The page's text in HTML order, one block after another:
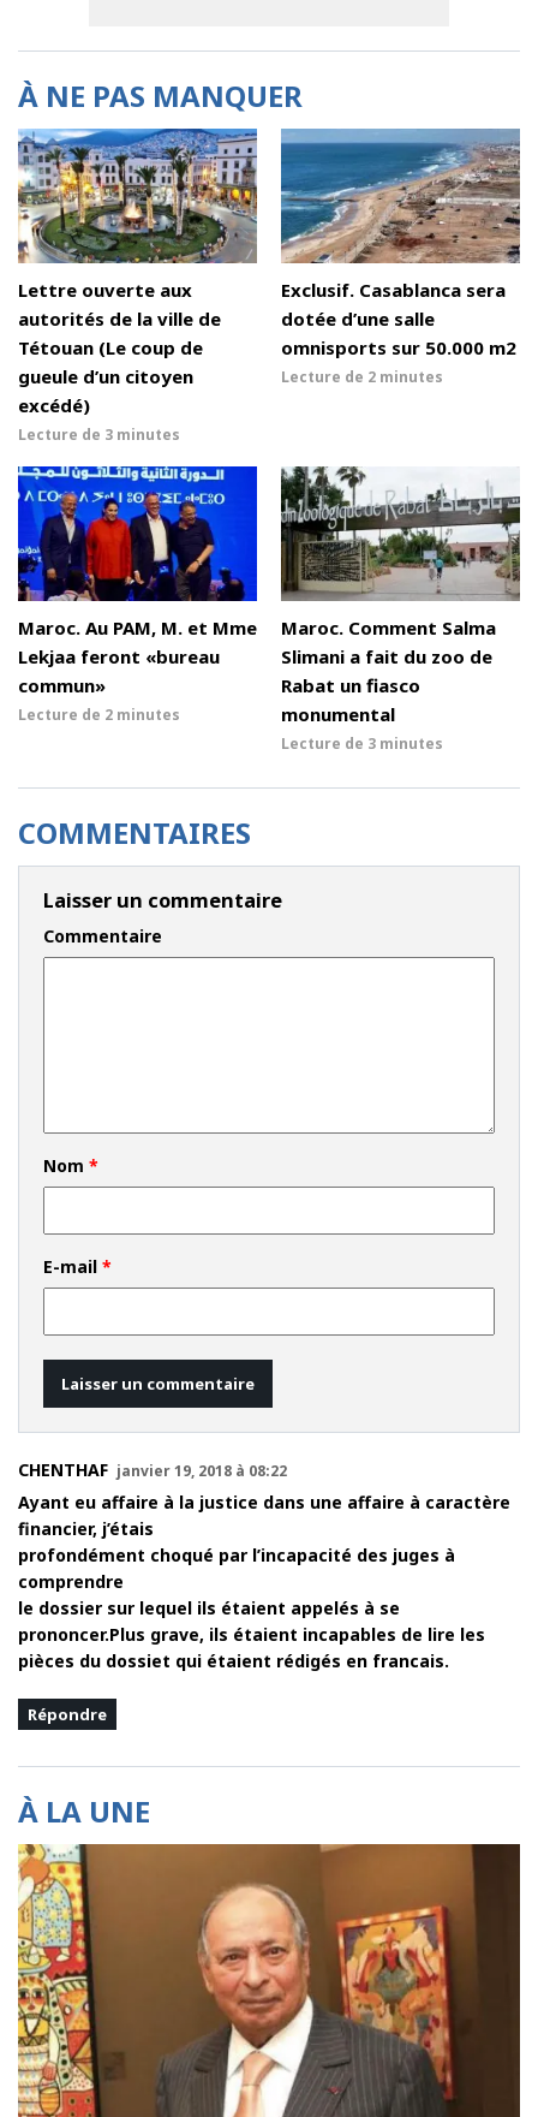
À NE PAS MANQUER
Lettre ouverte aux
autorités de la ville de
Tétouan (Le coup de
gueule d’un citoyen
excédé)
Lecture de 3 minutes
Exclusif. Casablanca sera
dotée d’une salle
omnisports sur 50.000 m2
Lecture de 2 minutes
Maroc. Au PAM, M. et Mme
Lekjaa feront «bureau
commun»
Lecture de 2 minutes
Maroc. Comment Salma
Slimani a fait du zoo de
Rabat un fiasco
monumental
Lecture de 3 minutes
COMMENTAIRES
Laisser un commentaire
Commentaire
Nom *
E-mail *
CHENTHAF janvier 19, 2018 à 08:22
Ayant eu affaire à la justice dans une affaire à caractère
financier, j’étais
profondément choqué par l’incapacité des juges à
comprendre
le dossier sur lequel ils étaient appelés à se
prononcer.Plus grave, ils étaient incapables de lire les
pièces du dossiet qui étaient rédigés en francais.
Répondre
À LA UNE